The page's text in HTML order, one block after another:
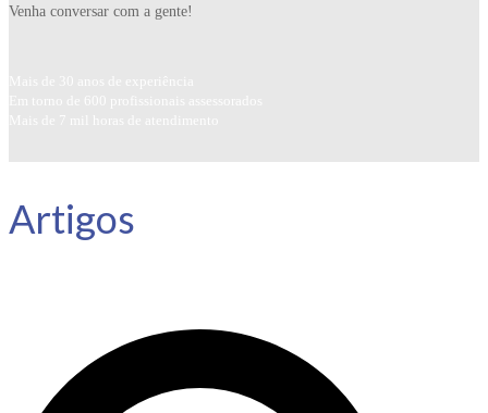
Venha conversar com a gente!
Artigos